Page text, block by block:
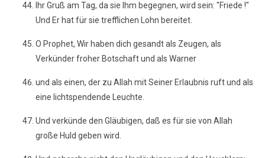
Ihr Gruß am Tag, da sie Ihm begegnen, wird sein: "Friede !"
Und Er hat für sie trefflichen Lohn bereitet.
O Prophet, Wir haben dich gesandt als Zeugen, als
Verkünder froher Botschaft und als Warner
und als einen, der zu Allah mit Seiner Erlaubnis ruft und als
eine lichtspendende Leuchte.
Und verkünde den Gläubigen, daß es für sie von Allah
große Huld geben wird.